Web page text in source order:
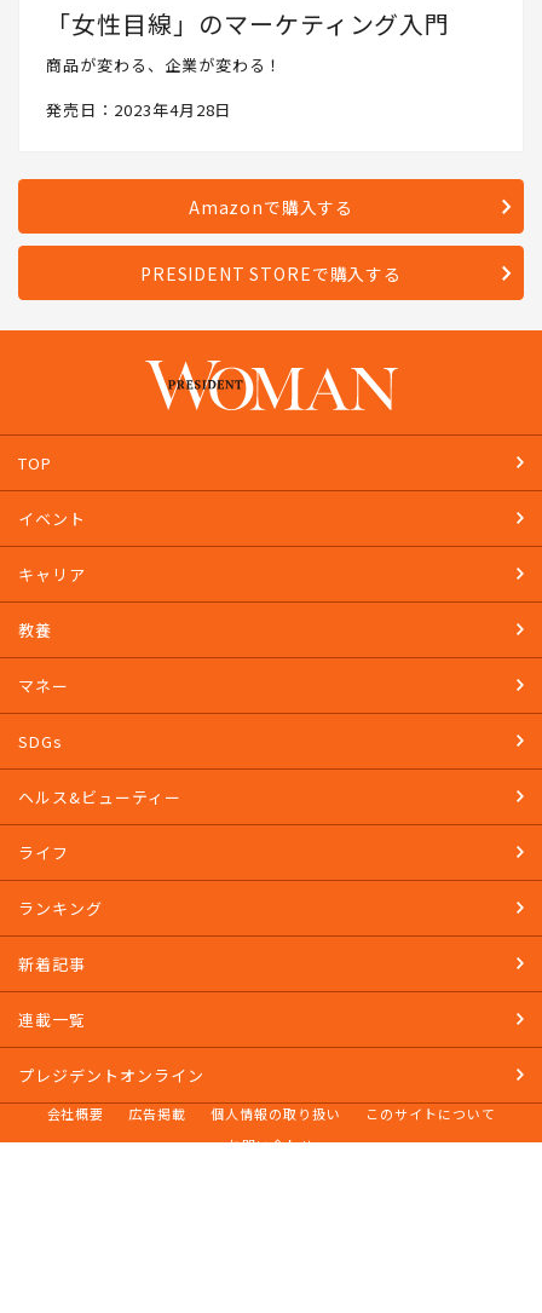
「女性目線」のマーケティング入門
商品が変わる、企業が変わる！
発売日：2023年4月28日
Amazonで購入する
PRESIDENT STOREで購入する
TOP
イベント
キャリア
教養
マネー
SDGs
ヘルス&ビューティー
ライフ
ランキング
新着記事
連載一覧
プレジデントオンライン
会社概要 広告掲載 個人情報の取り扱い
このサイトについて
お問い合わせ